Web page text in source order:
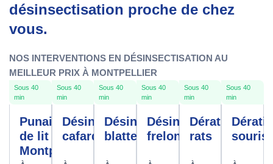
désinsectisation proche de chez
vous.
NOS INTERVENTIONS EN DÉSINSECTISATION AU
MEILLEUR PRIX À MONTPELLIER
Sous 40
min
Punaises
de lit
Montpellier
Sous 40
min
Désinfection
cafards
Sous 40
min
Désinfection
blattes
Sous 40
min
Désinfection
frelons
Sous 40
min
Dératisation
rats
Sous 40
min
souris